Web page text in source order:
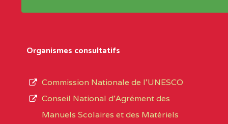
Noms
Localité
L’offre d’éducation del’Enseignement
d’immatriculation du mois de septembre
Organismes consultatifs
Commission Nationale de l’UNESCO
Conseil National d’Agrément des
Manuels Scolaires et des Matériels